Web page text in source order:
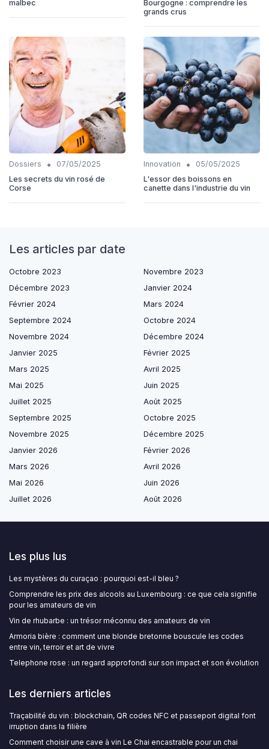
malbec
Bourgogne : comprendre les
grands crus
Dossiers •
07/05/2025
Les secrets du vin rosé de
Corse
Innovation •
05/05/2025
L'essor des boissons en
canette dans l'industrie du vin
Les articles par date
Octobre 2023
Novembre 2023
Décembre 2023
Janvier 2024
Février 2024
Mars 2024
Septembre 2024
Octobre 2024
Novembre 2024
Décembre 2024
Janvier 2025
Février 2025
Mars 2025
Avril 2025
Mai 2025
Juin 2025
Juillet 2025
Août 2025
Septembre 2025
Octobre 2025
Novembre 2025
Décembre 2025
Janvier 2026
Février 2026
Mars 2026
Avril 2026
Mai 2026
Juin 2026
Juillet 2026
Août 2026
Les plus lus
Les mystères du curaçao : pourquoi est-il bleu ?
Comprendre les prix des alcools au Luxembourg : ce que cela signifie
pour les amateurs de vin
Vin de rhubarbe : un trésor méconnu des amateurs de vin
Armoria bière : comment une blonde bretonne bouscule les codes
entre vin, terroir et art de vivre
Telephone rose : un regard approfondi sur son impact et son évolution
Les derniers articles
Traçabilité du vin : blockchain, QR codes NFC et passeport digital font
irruption dans la filière
Comment choisir une cave à vin Le Chai encastrable pour un chai